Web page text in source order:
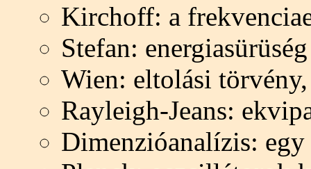
Kirchoff: a
Stefan:
Wien: eltolási
Rayleigh-Jeans:
Dimenzióanalízis: